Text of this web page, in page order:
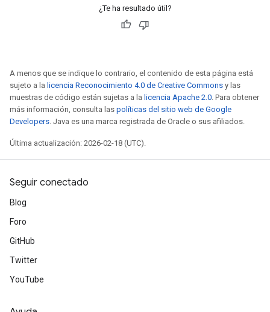
¿Te ha resultado útil?
A menos que se indique lo contrario, el contenido de esta página está
sujeto a la licencia Reconocimiento 4.0 de Creative Commons y las
muestras de código están sujetas a la licencia Apache 2.0. Para obtener
más información, consulta las políticas del sitio web de Google
Developers. Java es una marca registrada de Oracle o sus afiliados.
Última actualización: 2026-02-18 (UTC).
Seguir conectado
Blog
Foro
GitHub
Twitter
YouTube